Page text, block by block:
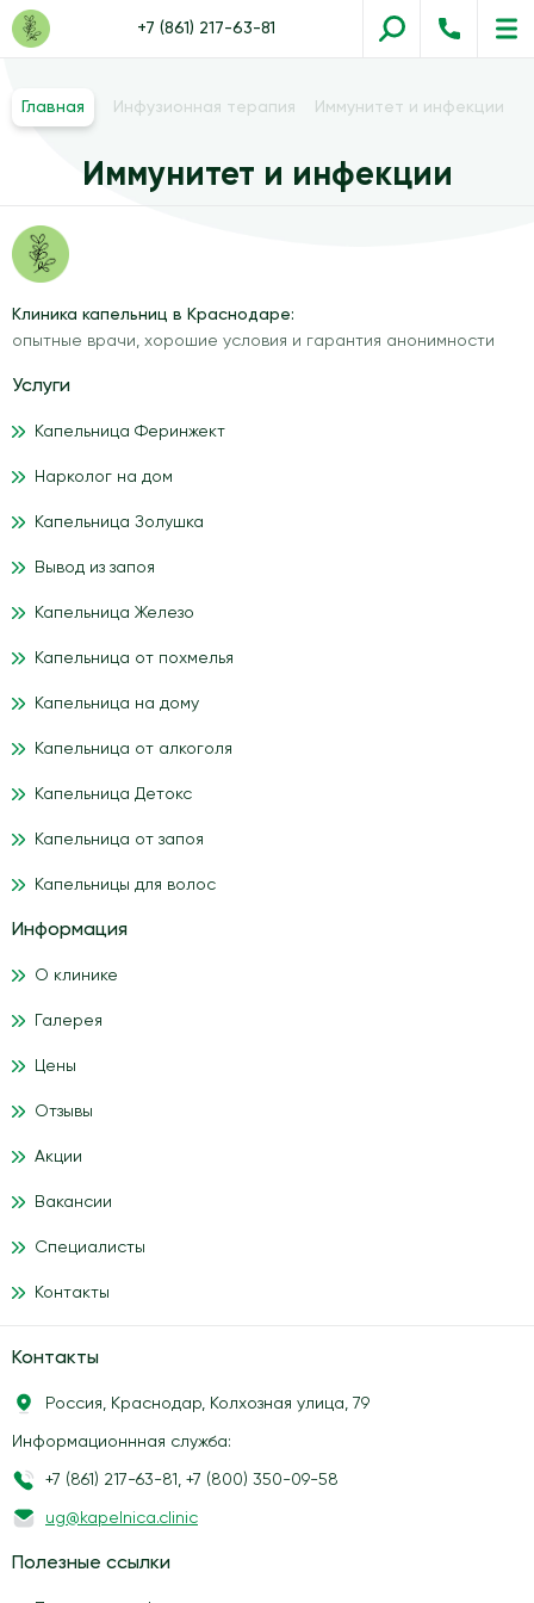
+7 (861) 217-63-81
Главная Инфузионная терапия Иммунитет и инфекции
Иммунитет и инфекции
Клиника капельниц в Краснодаре:
опытные врачи, хорошие условия и гарантия анонимности
Услуги
Капельница Феринжект
Нарколог на дом
Капельница Золушка
Вывод из запоя
Капельница Железо
Капельница от похмелья
Капельница на дому
Капельница от алкоголя
Капельница Детокс
Капельница от запоя
Капельницы для волос
Информация
О клинике
Галерея
Цены
Отзывы
Акции
Вакансии
Специалисты
Контакты
Контакты
Россия, Краснодар, Колхозная улица, 79
Информационнная служба:
+7 (861) 217-63-81 , +7 (800) 350-09-58
ug@kapelnica.clinic
Полезные ссылки